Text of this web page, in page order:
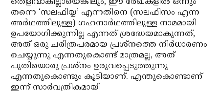
തന്നെ ‘സലഫിയ്യ’ എന്നതിനെ (സലഫിസം എന്ന
അര്‍ഥത്തിലുള്ള) ഗഹനാര്‍ഥത്തിലുള്ള നാമമായി
ഉപയോഗിക്കുന്നില്ല എന്നത് ശ്രദ്ധേയമാകുന്നത്,
അത് ഒരു ചരിത്രപരമായ പ്രശ്നത്തെ നിര്‍ധാരണം
ചെയ്യുന്നു എന്നതുകൊണ്ട് മാത്രമല്ല, അത്
പുതിയൊരു പ്രശ്നം ഉരുവപ്പെടുത്തുന്നു
എന്നതുകൊണ്ടും കൂടിയാണ്. എന്തുകൊണ്ടാണ്
ഇന്ന് സാര്‍വത്രികമായി